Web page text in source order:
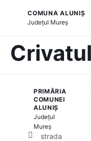
COMUNA ALUNIȘ
Județul Mureș
PRIMĂRIA
COMUNEI
ALUNIȘ
Județul
Mureș
strada